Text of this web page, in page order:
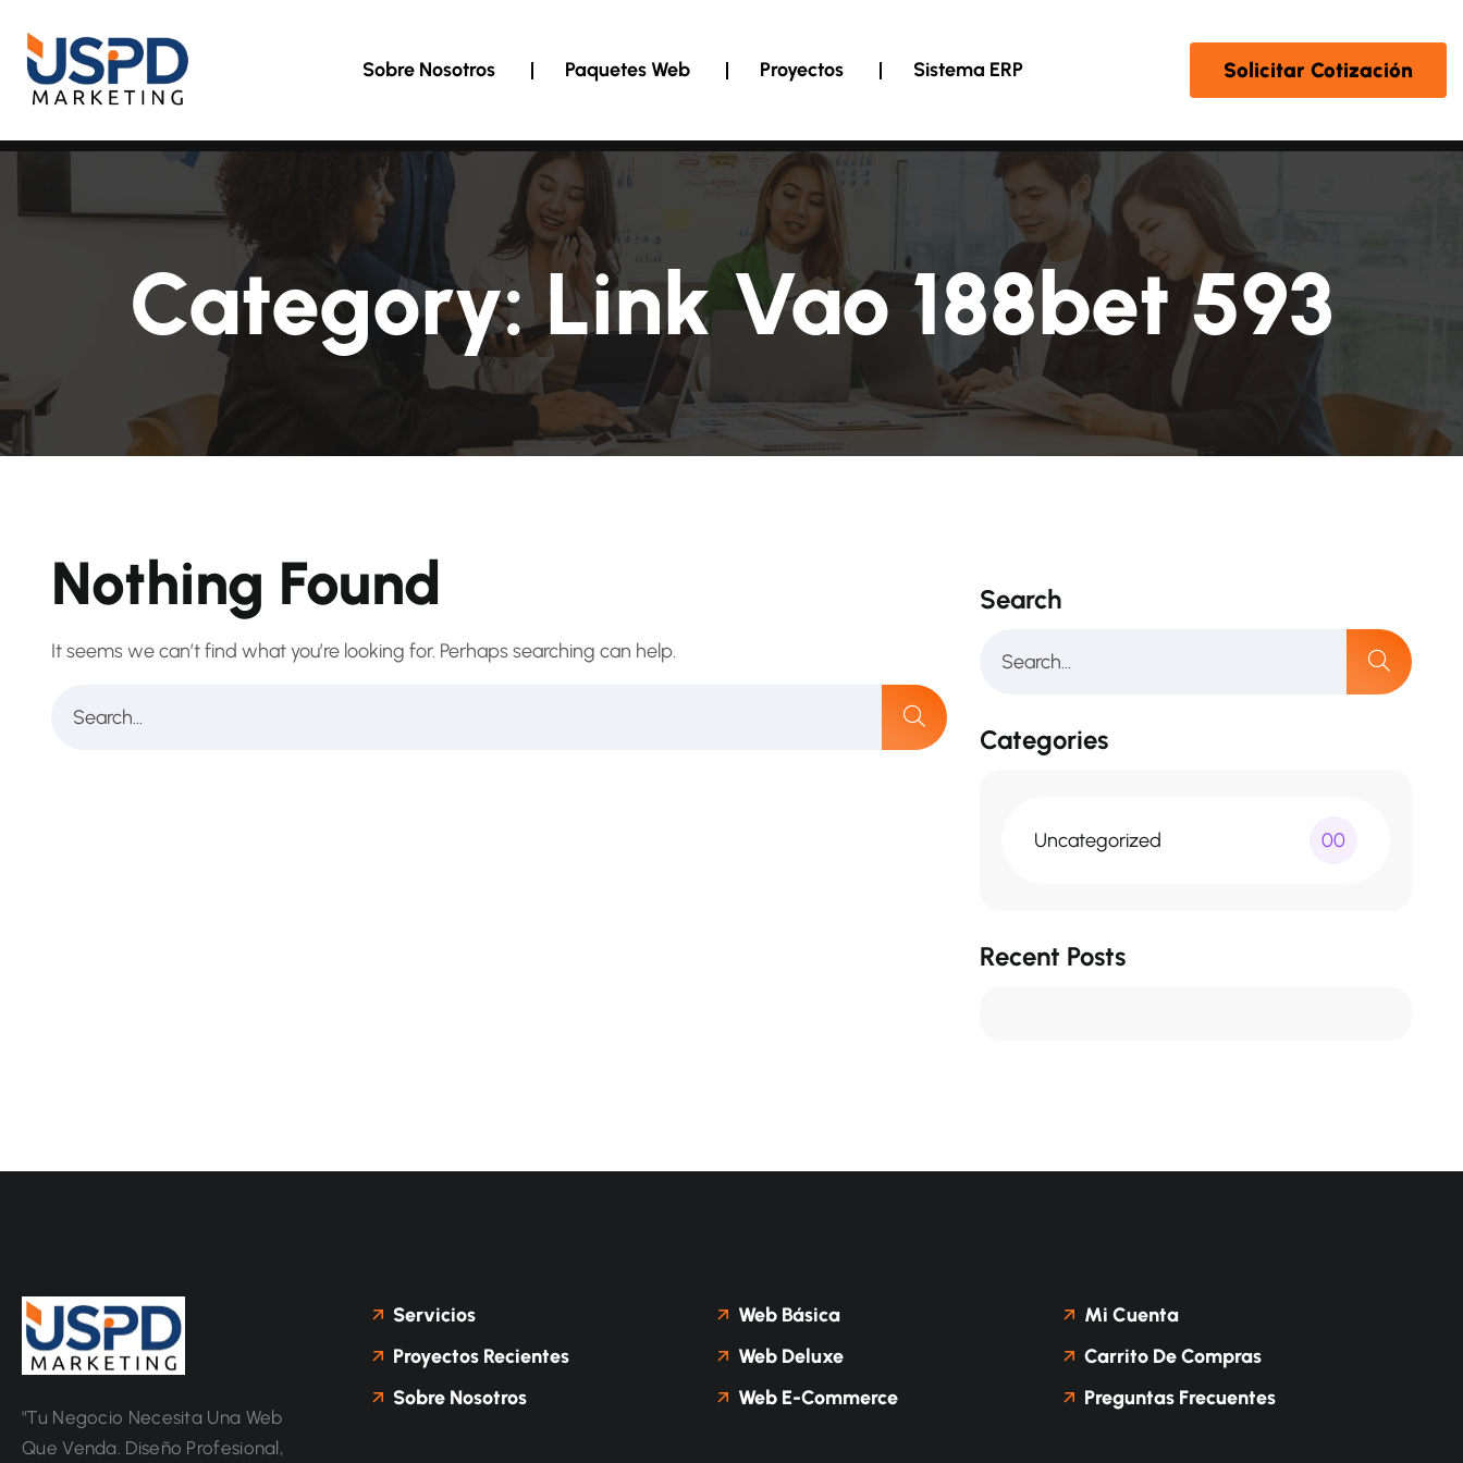
Sobre Nosotros Paquetes Web Proyectos Sistema ERP Solicitar Cotización
Category:Link Vao 188bet 593
Nothing Found
It seems we can’t find what you’re looking for. Perhaps searching can help.
Search
Categories
Uncategorized 00
Recent Posts
"Tu Negocio Necesita Una Web
Que Venda. Diseño Profesional,
Servicios
Proyectos Recientes
Sobre Nosotros
Web Básica
Web Deluxe
Web E-Commerce
Mi Cuenta
Carrito De Compras
Preguntas Frecuentes